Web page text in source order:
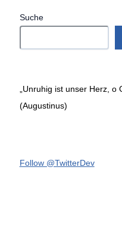
Suche
„Unruhig ist unser Herz,
(Augustinus)
Follow @TwitterDev